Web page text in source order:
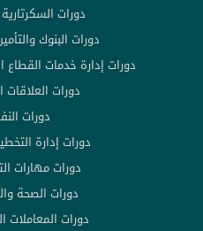
دورات
دورات البنوك
دورات إدارة خدمات القطاع
دورات العلاقات
دورات
دورات إدارة
دورات مهارات
دورات الصحة
دورات المعاملات